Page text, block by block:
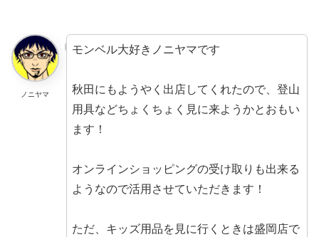
ノニヤマ
モンベル大好きノニヤマです
秋田にもようやく出店してくれたので、登山
用具などちょくちょく見に来ようかとおもい
ます！
オンラインショッピングの受け取りも出来る
ようなので活用させていただきます！
ただ、キッズ用品を見に行くときは盛岡店で